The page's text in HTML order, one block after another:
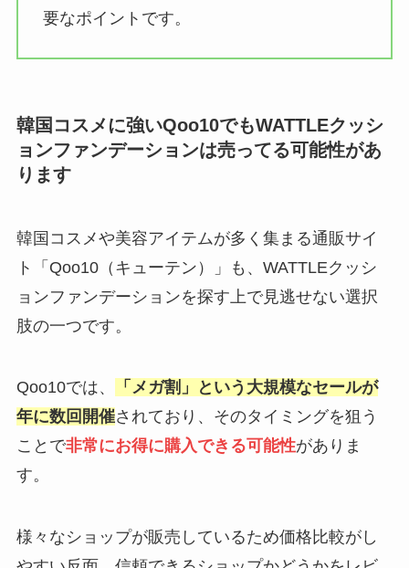
要なポイントです。
韓国コスメに強いQoo10でもWATTLEクッシ
ョンファンデーションは売ってる可能性があ
ります
韓国コスメや美容アイテムが多く集まる通販サイ
ト「Qoo10（キューテン）」も、WATTLEクッシ
ョンファンデーションを探す上で見逃せない選択
肢の一つです。
Qoo10では、
「メガ割」という大規模なセールが
年に数回開催されており、そのタイミングを狙う
ことで非常にお得に購入できる可能性がありま
す。
様々なショップが販売しているため価格比較がし